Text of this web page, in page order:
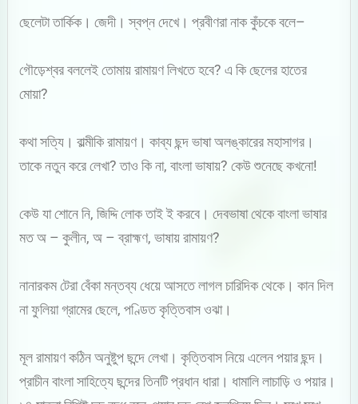
ছেলেটা তার্কিক। জেদী। স্বপ্ন দেখে। প্রবীণরা নাক কুঁচকে বলে–
গৌড়েশ্বর বললেই তোমায় রামায়ণ লিখতে হবে? এ কি ছেলের হাতের
মোয়া?
কথা সত্যি। বাল্মীকি রামায়ণ। কাব্য ছন্দ ভাষা অলঙ্কারের মহাসাগর।
তাকে নতুন করে লেখা? তাও কি না, বাংলা ভাষায়? কেউ শুনেছে কখনো!
কেউ যা শোনে নি, জিদ্দি লোক তাই ই করবে। দেবভাষা থেকে বাংলা ভাষার
মত অ – কুলীন, অ – ব্রাহ্মণ, ভাষায় রামায়ণ?
নানারকম টেরা বেঁকা মন্তব্য ধেয়ে আসতে লাগল চারিদিক থেকে। কান দিল
না ফুলিয়া গ্রামের ছেলে, পণ্ডিত কৃত্তিবাস ওঝা।
মূল রামায়ণ কঠিন অনুষ্টুপ ছন্দে লেখা। কৃত্তিবাস নিয়ে এলেন পয়ার ছন্দ।
প্রাচীন বাংলা সাহিত্যে ছন্দের তিনটি প্রধান ধারা। ধামালি লাচাড়ি ও পয়ার।